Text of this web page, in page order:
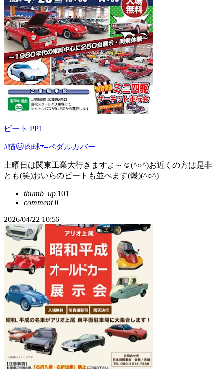
ビート PP1
#猫🐱肉球🐾ペダルカバー
土曜日は関東工業大行きますよ～☺(^○^)お近くの方は是非
とも(笑)おいらのビートも並べます(爆)(^○^)
thumb_up 101
comment0
2026/04/22 10:56